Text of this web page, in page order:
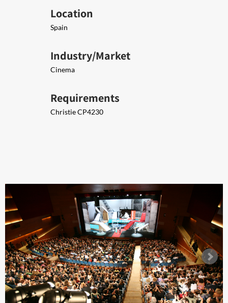
Location
Spain
Industry/Market
Cinema
Requirements
Christie CP4230